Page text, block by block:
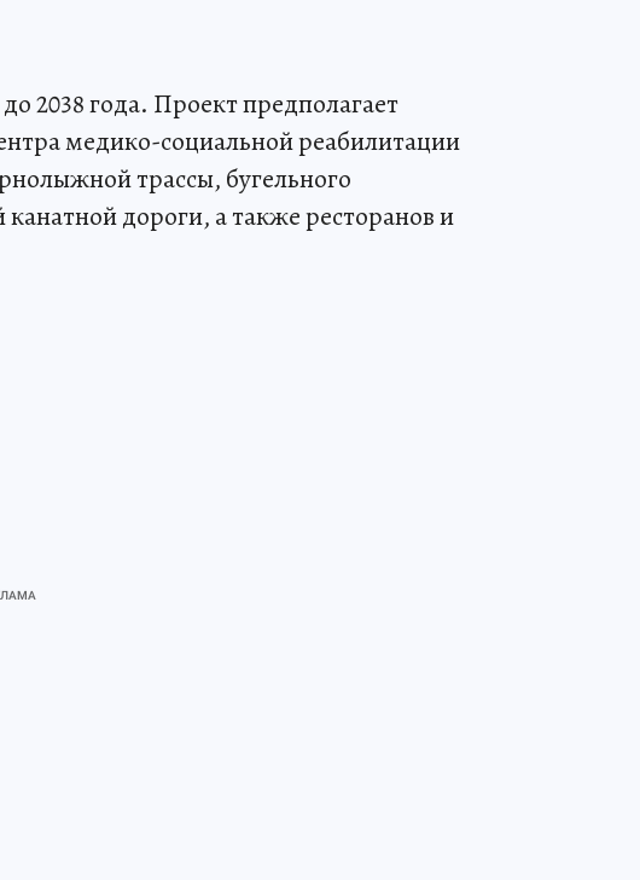
2038 года. Проект предполагает
медико-социальной реабилитации
трассы, бугельного
дороги, а также ресторанов и